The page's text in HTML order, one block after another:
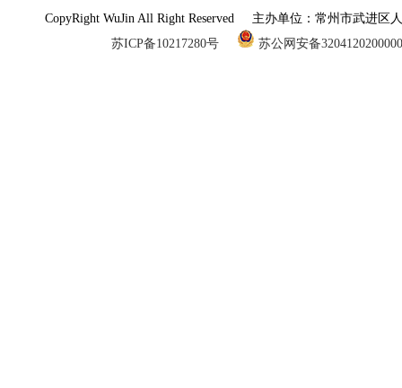
CopyRight WuJin All Right Reserved 主办单位：常州市武进
苏ICP备10217280号
苏公网安备